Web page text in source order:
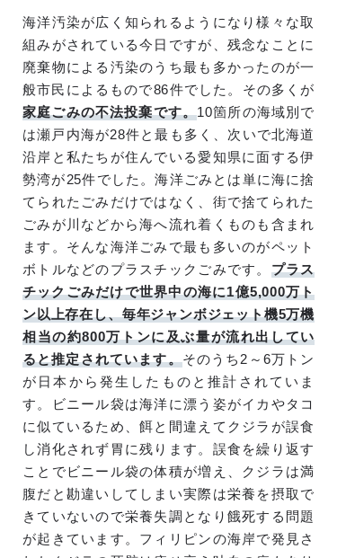
海洋汚染が広く知られるようになり様々な取
組みがされている今日ですが、残念なことに
廃棄物による汚染のうち最も多かったのが一
般市民によるもので86件でした。その多くが
家庭ごみの不法投棄です。10箇所の海域別で
は瀬戸内海が28件と最も多く、次いで北海道
沿岸と私たちが住んでいる愛知県に面する伊
勢湾が25件でした。海洋ごみとは単に海に捨
てられたごみだけではなく、街で捨てられた
ごみが川などから海へ流れ着くものも含まれ
ます。そんな海洋ごみで最も多いのがペット
ボトルなどのプラスチックごみです。 プラス
チックごみだけで世界中の海に1億5,000万ト
ン以上存在し、毎年ジャンボジェット機5万機
相当の約800万トンに及ぶ量が流れ出してい
ると推定されています。そのうち2～6万トン
が日本から発生したものと推計されていま
す。ビニール袋は海洋に漂う姿がイカやタコ
に似ているため、餌と間違えてクジラが誤食
し消化されず胃に残ります。誤食を繰り返す
ことでビニール袋の体積が増え、クジラは満
腹だと勘違いしてしまい実際は栄養を摂取で
きていないので栄養失調となり餓死する問題
が起きています。フィリピンの海岸で発見さ